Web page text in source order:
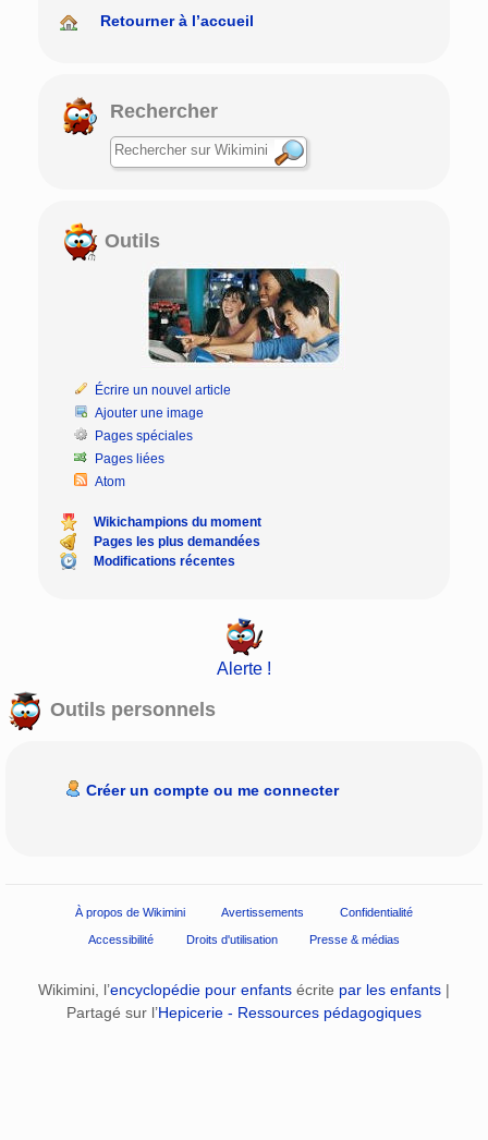
Retourner à l’accueil
Rechercher
Outils
Écrire un nouvel article
Ajouter une image
Pages spéciales
Pages liées
Atom
Wikichampions du moment
Pages les plus demandées
Modifications récentes
Alerte !
Outils personnels
Créer un compte ou me connecter
À propos de Wikimini Avertissements Confidentialité
Accessibilité Droits d'utilisation Presse & médias
Wikimini, l’encyclopédie pour enfants écrite par les enfants |
Partagé sur l’Hepicerie - Ressources pédagogiques